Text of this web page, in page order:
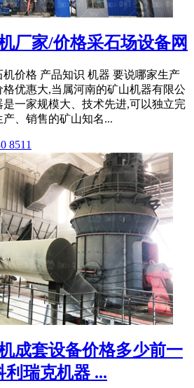
厂家/价格采石场设备网
机价格 产品知识 机器 要说哪家生产
优惠大,当属河南的矿山机器有限公
一家规模大、技术先进,可以独立完
、销售的矿山知名...
8511
成套设备价格多少前一
利瑞克机器 ...